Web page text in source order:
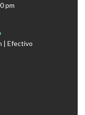
pm
| Efectivo